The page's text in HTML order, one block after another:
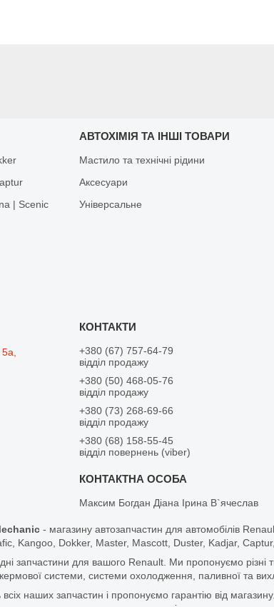
| Scenic
АВТОХІМІЯ ТА ІНШІ ТОВАРИ
Мастило та технічні рідини
Аксесуари
Універсальне
+380 (67) 757-64-79
відділ продажу
+380 (50) 468-05-76
відділ продажу
+380 (73) 268-69-66
відділ продажу
+380 (68) 158-55-45
відділ повернень (viber)
Максим Богдан Діана Ірина В`ячеслав
- магазину автозапчастин для автомобілів
Kangoo, Dokker, Master, Mascott, Duster, Kadjar,
запчастини для вашого Renault. Ми пропонуємо різні
системи, системи охолодження, паливної та
всіх наших запчастин і пропонуємо гарантію від